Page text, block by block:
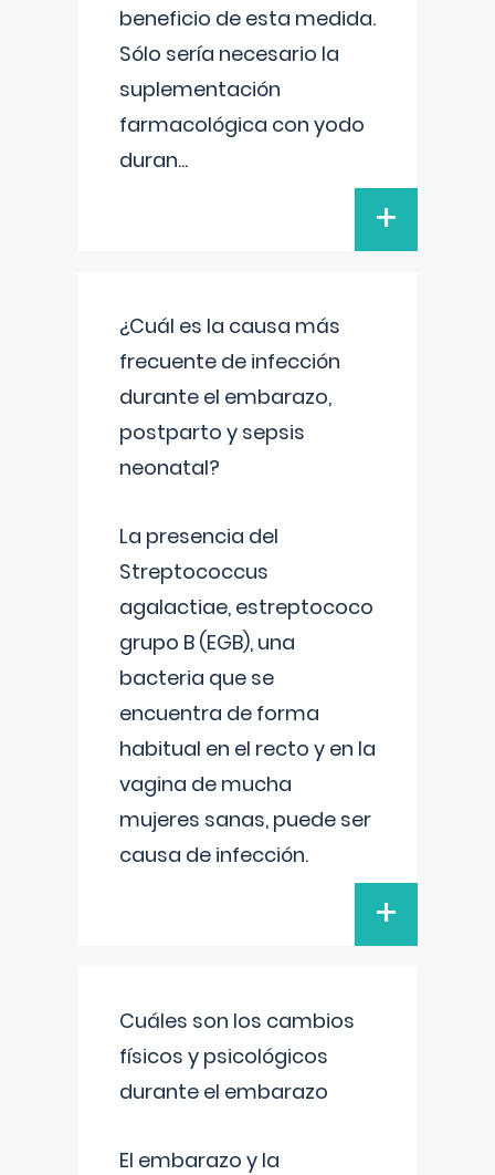
beneficio de esta medida.
Sólo sería necesario la
suplementación
farmacológica con yodo
duran...
+
¿Cuál es la causa más
frecuente de infección
durante el embarazo,
postparto y sepsis
neonatal?
La presencia del
Streptococcus
agalactiae, estreptococo
grupo B (EGB), una
bacteria que se
encuentra de forma
habitual en el recto y en la
vagina de mucha
mujeres sanas, puede ser
causa de infección.
+
Cuáles son los cambios
físicos y psicológicos
durante el embarazo
El embarazo y la